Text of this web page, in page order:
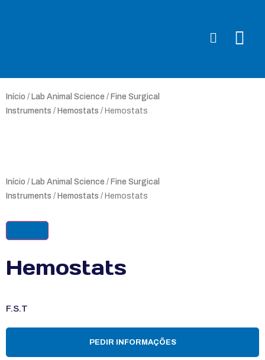
Início / Lab Animal Science / Fine Surgical
Instruments / Hemostats / Hemostats
Início / Lab Animal Science / Fine Surgical
Instruments / Hemostats / Hemostats
Hemostats
F.S.T
PEDIR INFORMAÇÕES